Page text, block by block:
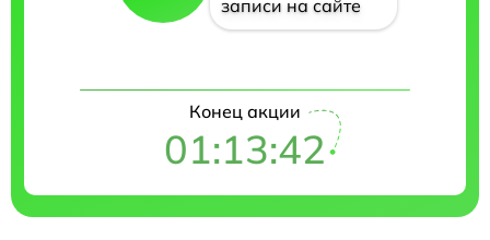
записи на сайте
Конец акции
01:13:42